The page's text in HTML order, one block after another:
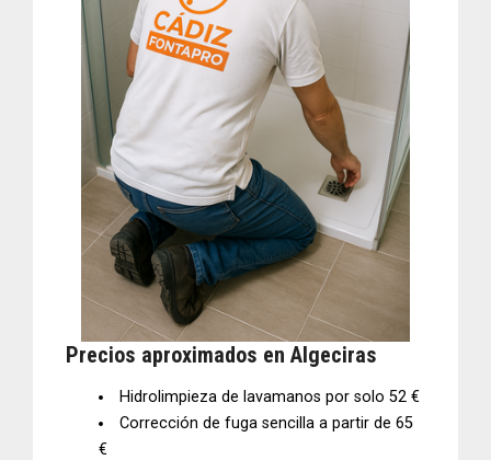
Precios aproximados en Algeciras
Hidrolimpieza de lavamanos por solo 52 €
Corrección de fuga sencilla a partir de 65
€